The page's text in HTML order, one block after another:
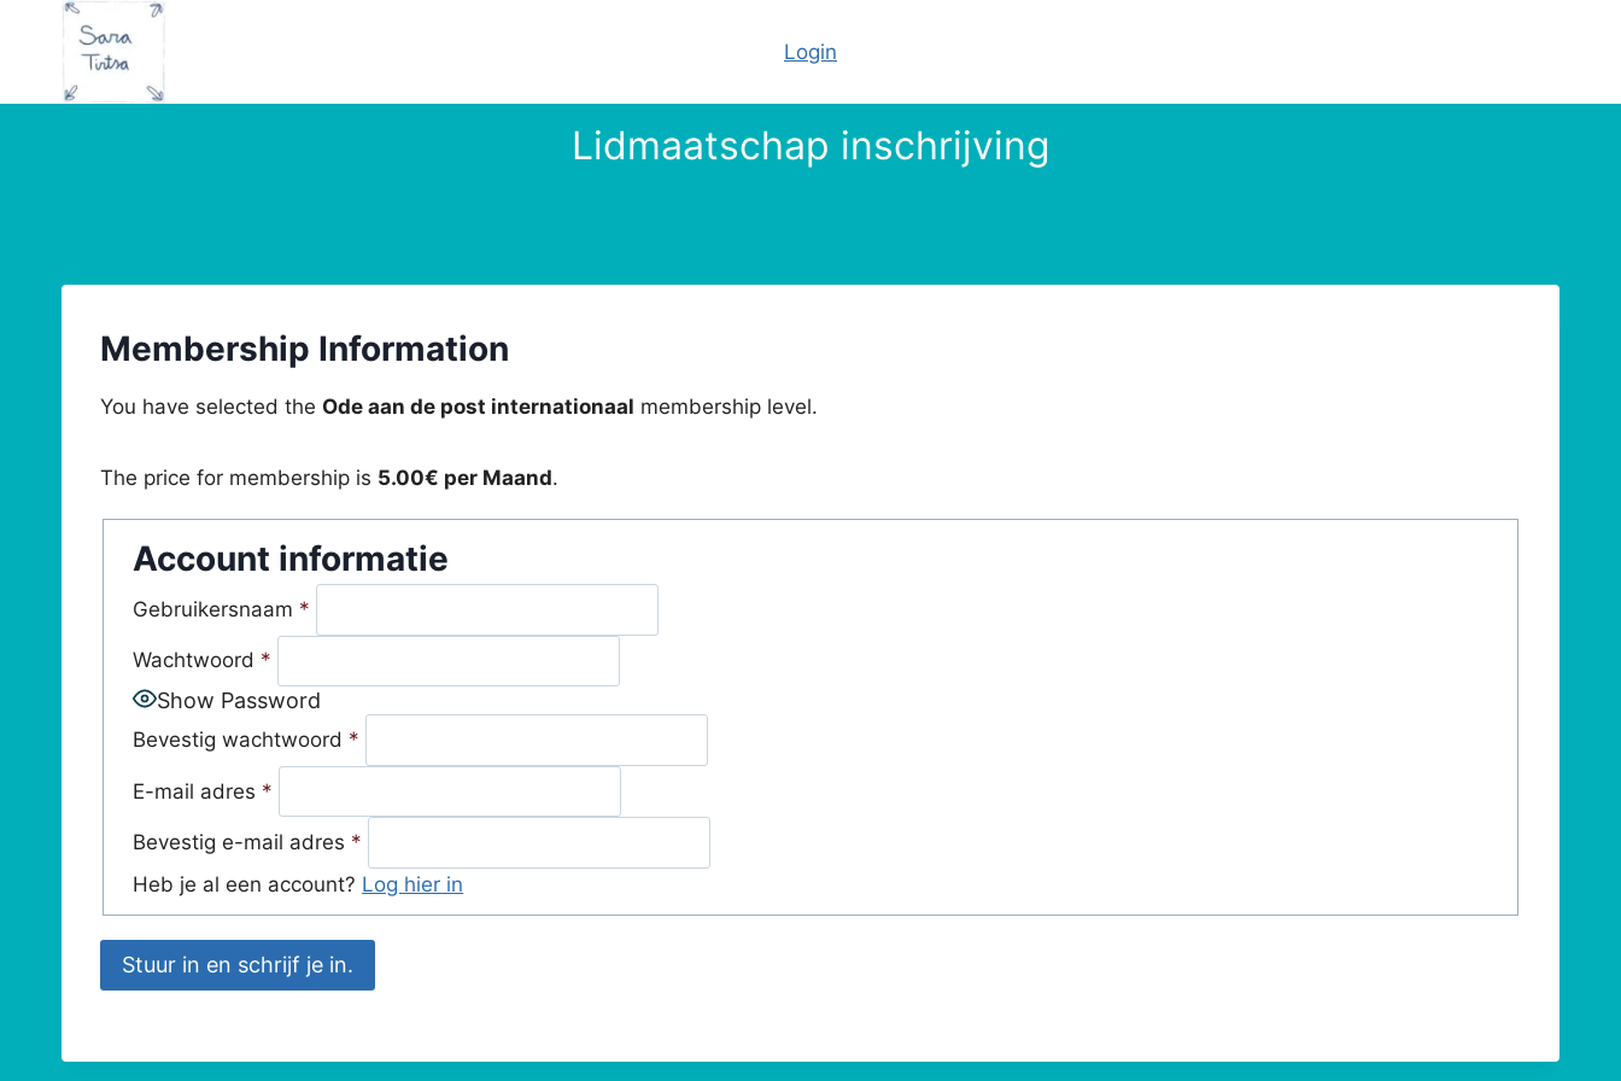
Doorgaan
Login
Lidmaatschap inschrijving
Membership Information
You have selected the Ode aan de post internationaal membership level.
The price for membership is 5.00€ per Maand.
Account informatie
Gebruikersnaam *
Wachtwoord *
Show Password
Bevestig wachtwoord *
E-mail adres *
Bevestig e-mail adres *
Heb je al een account? Log hier in